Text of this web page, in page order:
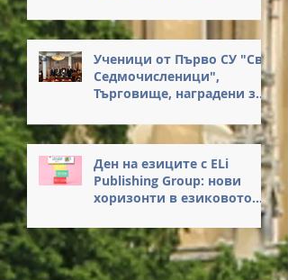
Ученици от Първо СУ "Св.
Седмочисленици",
Търговище, наградени за
Ден на езиците с ELi
Publishing Group: нови
хоризонти в езиковото